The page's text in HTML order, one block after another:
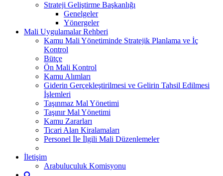
Strateji Geliştirme Başkanlığı
Genelgeler
Yönergeler
Mali Uygulamalar Rehberi
Kamu Mali Yönetiminde Stratejik Planlama ve İç
Kontrol
Bütçe
Ön Mali Kontrol
Kamu Alımları
Giderin Gerçekleştirilmesi ve Gelirin Tahsil Edilmesi
İşlemleri
Taşınmaz Mal Yönetimi
Taşınır Mal Yönetimi
Kamu Zararları
Ticari Alan Kiralamaları
Personel İle İlgili Mali Düzenlemeler
İletişim
Arabuluculuk Komisyonu